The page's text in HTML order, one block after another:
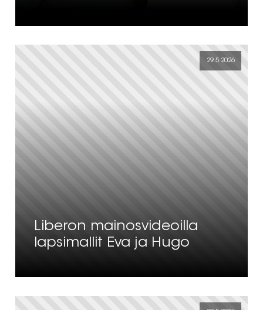
29.5.2026
Liberon mainosvideoilla
lapsimallit Eva ja Hugo